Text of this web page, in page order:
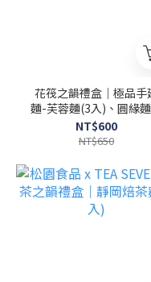
花筏之韻禮盒｜極品手
麵-芙蓉麵(3入)、圓緣
入)
NT$600
NT$650